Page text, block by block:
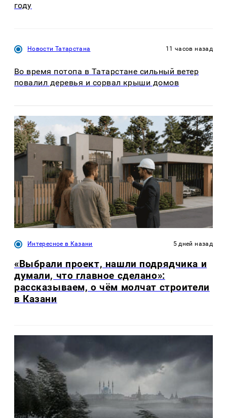
году
Новости Татарстана 11 часов назад
Во время потопа в Татарстане сильный ветер
повалил деревья и сорвал крыши домов
Интересное в Казани 5 дней назад
«Выбрали проект, нашли подрядчика и
думали, что главное сделано»:
рассказываем, о чём молчат строители
в Казани